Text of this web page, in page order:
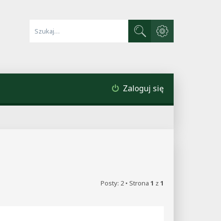
Szukaj
Wyszukiwanie
Zaloguj się
Posty: 2 • Strona 1 z 1